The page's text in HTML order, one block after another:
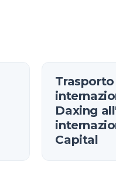
Daxing
Capital